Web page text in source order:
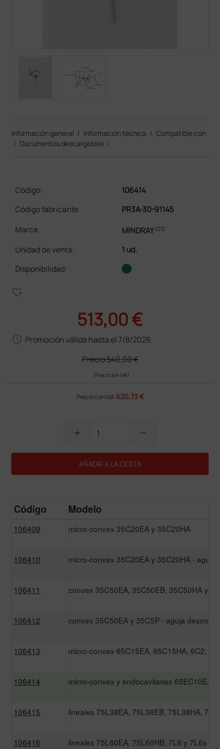
Información general | Información técnica | Compatible con
| Documentos descargables |
Código:
106414
Código fabricante
PR3A-30-91145
Marca
MINDRAYlink
Unidad de venta:
1 ud.
Disponibilidad:
heart_plus
513,00 €
schedule Promoción válida hasta el 7/8/2026
Precio540,00 €
(Precio sin IVA)
Precio con IVA 620,73 €
add remove
AÑADIR A LA CESTA
Código Modelo
106409 micro-convex 35C20EA y 35C20HA
106410 micro-convex 35C20EA y 35C20HA - aguja
106411 convex 35C50EA, 35C50EB, 35C50HA y
106412 convex 35C50EA y 35C5P - aguja
106413 micro-convex 65C15EA, 65C15HA, 6C2,
106414 micro-convex y endocavitarias 65EC10EA,
106415 lineales 75L38EA, 75L38EB, 75L38HA,
106416 lineales 75L60EA, 75L60HB, 7L6 y 7L6s